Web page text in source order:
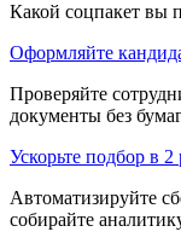
Какой соцпакет вы
Оформляйте
Проверяйте
документы без
Ускорьте подбор в 2
Автоматизируйте
собирайте